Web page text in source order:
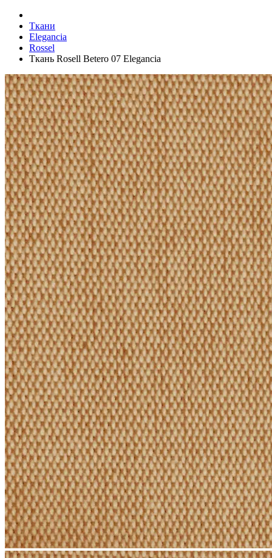
Ткани
Elegancia
Rossel
Ткань Rosell Betero 07 Elegancia